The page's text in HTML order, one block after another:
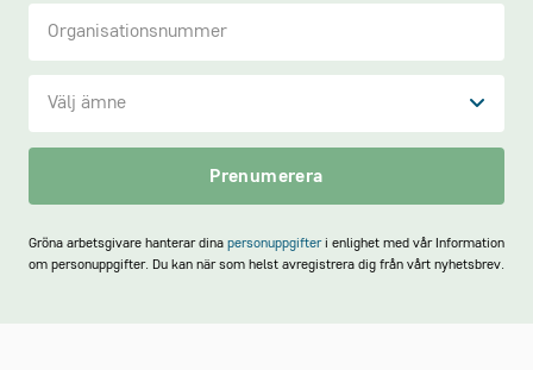
Välj ämne
Prenumerera
Gröna arbetsgivare hanterar dina personuppgifteri enlighet med vår Information
om personuppgifter. Du kan när som helst avregistrera dig från vårt nyhetsbrev.